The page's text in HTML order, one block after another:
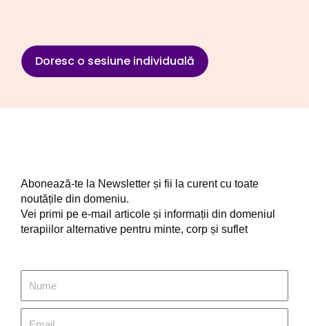
Doresc o sesiune individuală
Abonează-te la Newsletter și fii la curent cu toate
noutățile din domeniu.
Vei primi pe e-mail articole și informații din domeniul
terapiilor alternative pentru minte, corp și suflet